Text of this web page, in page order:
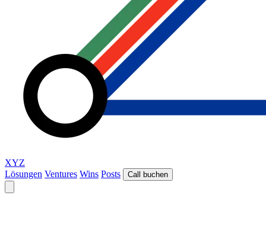
XYZ
Lösungen Ventures Wins Posts Call buchen